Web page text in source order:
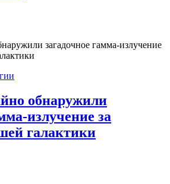
обнаружили
излучение за
галактики